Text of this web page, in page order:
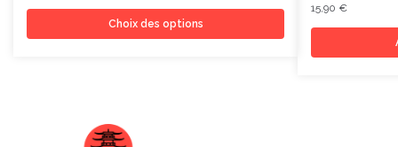
Choix des options
15,90 €